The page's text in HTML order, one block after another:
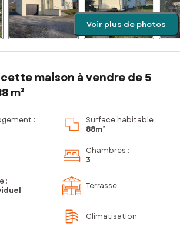
Voir plus de photos
maison à vendre de 5
m²
:
Surface habitable :
88m²
Chambres :
3
:
Terrasse
Climatisation